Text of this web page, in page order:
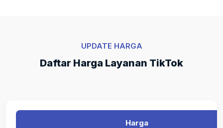
UPDATE HARGA
Daftar Harga Layanan TikTok
Harga